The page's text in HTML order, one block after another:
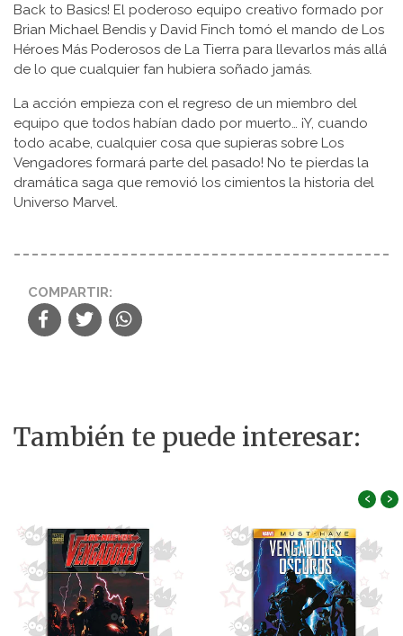
Back to Basics! El poderoso equipo creativo formado por
Brian Michael Bendis y David Finch tomó el mando de Los
Héroes Más Poderosos de La Tierra para llevarlos más allá
de lo que cualquier fan hubiera soñado jamás.
La acción empieza con el regreso de un miembro del
equipo que todos habían dado por muerto… ¡Y, cuando
todo acabe, cualquier cosa que supieras sobre Los
Vengadores formará parte del pasado! No te pierdas la
dramática saga que removió los cimientos la historia del
Universo Marvel.
COMPARTIR:
También te puede interesar:
‹ ›